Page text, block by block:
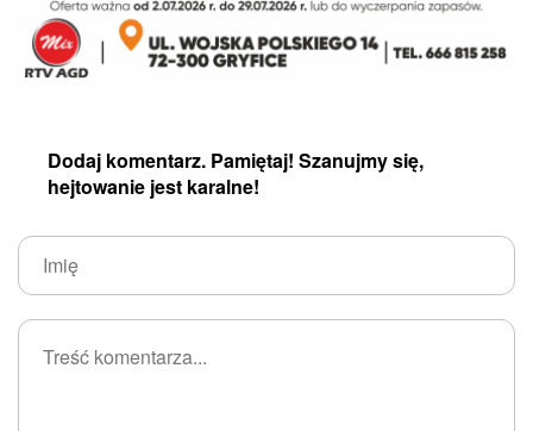
Dodaj komentarz. Pamiętaj! Szanujmy się,
hejtowanie jest karalne!